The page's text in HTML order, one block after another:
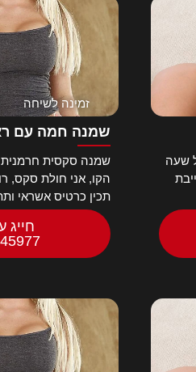
שעה
זמינה לשיחה
שמנה חמה עם
שמנה סקסית חרמנית
הקו, אני חולת סקס,
תכין כרטיס אשראי
חייג